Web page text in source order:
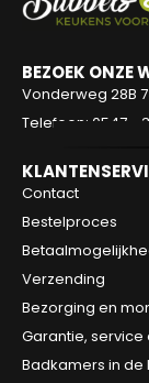
BEZOEK ONZE
Vonderweg 28B
Telefoon: 0547 -
Contact
Bestelproces
Verzending
Bezorging en
Garantie,
Badkamers in de